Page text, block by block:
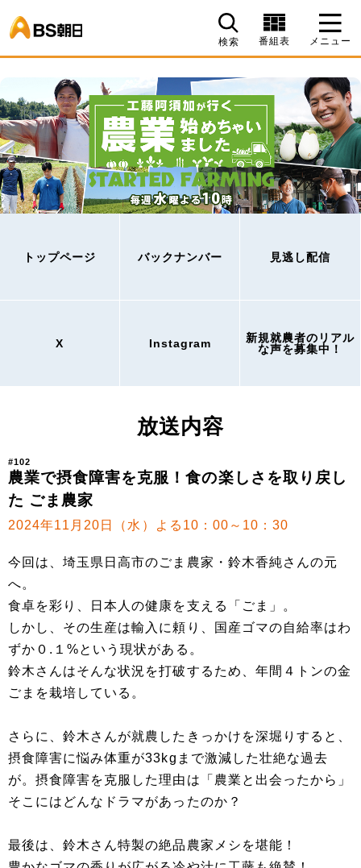
検索 番組表 メニュー
トップページ バックナンバー 見逃し配信
X Instagram
新規就農者のリアル
な声を募集中！
放送内容
#102
農業で摂食障害を克服！食の楽しさを取り戻し
た ごま農家
2024年11月20日（水）よる10：00～10：30
今回は、埼玉県日高市のごま農家・鈴木香純さんの元
へ。
食卓を彩り、日本人の健康を支える「ごま」。
しかし、その生産は輸入に頼り、国産ゴマの自給率はわ
ずか０.１%という現状がある。
鈴木さんはそんな状況を打破するため、年間４トンの金
ごまを栽培している。
さらに、鈴木さんが就農したきっかけを深堀りすると、
摂食障害に悩み体重が33kgまで激減した壮絶な過去
が。摂食障害を克服した理由は「農業と出会ったから」
そこにはどんなドラマがあったのか？
最後は、鈴木さん特製の絶品農家メシを堪能！